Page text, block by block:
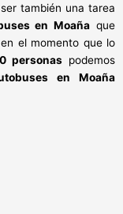
también una tarea
en Moaña que
el momento que lo
personaspodemos
en Moaña